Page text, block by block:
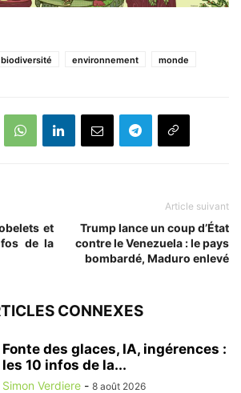
biodiversité environnement monde
et
de la
Article suivant
Trump lance un coup d’État
contre le Venezuela : le pays
bombardé, Maduro enlevé
CONNEXES
Fonte des glaces, IA, ingérences :
les 10 infos de la...
Simon Verdiere - 8 août 2026